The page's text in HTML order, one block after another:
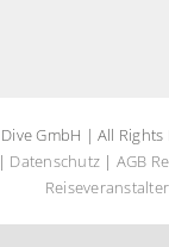
GmbH | All Rights
| Datenschutz | AGB
Reiseveranstalter